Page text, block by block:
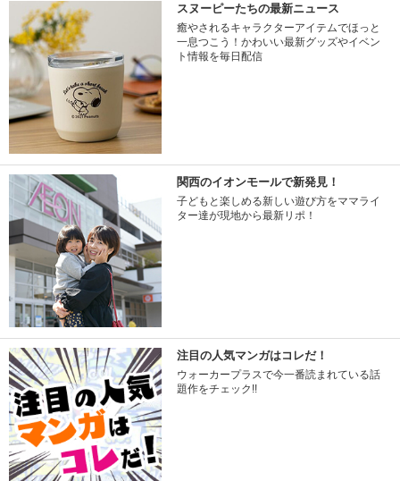
スヌーピーたちの最新ニュース
癒やされるキャラクターアイテムでほっと
一息つこう！かわいい最新グッズやイベン
ト情報を毎日配信
関西のイオンモールで新発見！
子どもと楽しめる新しい遊び方をママライ
ター達が現地から最新リポ！
注目の人気マンガはコレだ！
ウォーカープラスで今一番読まれている話
題作をチェック!!